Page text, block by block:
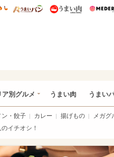
ニー特集
うまいめし うまいパン うまい
ア別グルメ うまい肉 うまい
ン・餃子 カレー 揚げもの メガグ
イチオシ！